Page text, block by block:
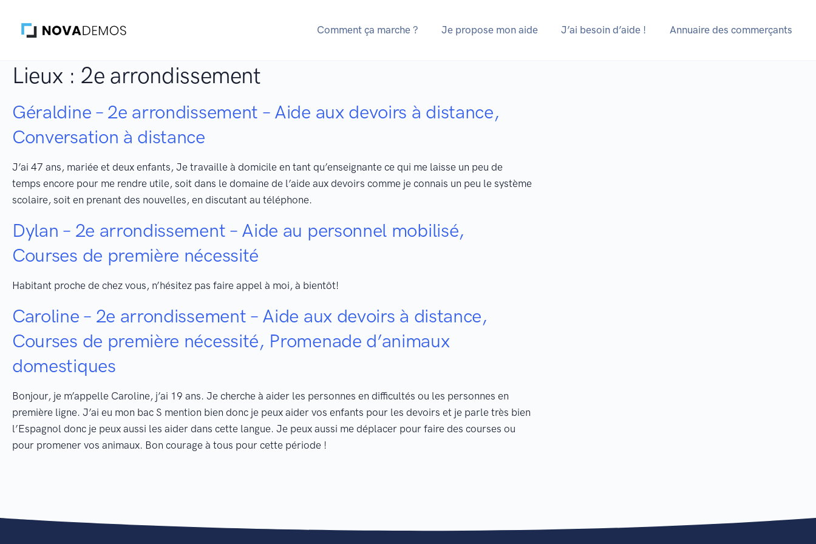
content
Comment ça marche ? Je propose mon aide J’ai besoin d’aide ! Annuaire des commerçants
Lieux : 2e arrondissement
Géraldine – 2e arrondissement – Aide aux devoirs à distance,
Conversation à distance
J’ai 47 ans, mariée et deux enfants, Je travaille à domicile en tant qu’enseignante ce qui me laisse un peu de
temps encore pour me rendre utile, soit dans le domaine de l’aide aux devoirs comme je connais un peu le système
scolaire, soit en prenant des nouvelles, en discutant au téléphone.
Dylan – 2e arrondissement – Aide au personnel mobilisé,
Courses de première nécessité
Habitant proche de chez vous, n’hésitez pas faire appel à moi, à bientôt!
Caroline – 2e arrondissement – Aide aux devoirs à distance,
Courses de première nécessité, Promenade d’animaux
domestiques
Bonjour, je m’appelle Caroline, j’ai 19 ans. Je cherche à aider les personnes en difficultés ou les personnes en
première ligne. J’ai eu mon bac S mention bien donc je peux aider vos enfants pour les devoirs et je parle très bien
l’Espagnol donc je peux aussi les aider dans cette langue. Je peux aussi me déplacer pour faire des courses ou
pour promener vos animaux. Bon courage à tous pour cette période !